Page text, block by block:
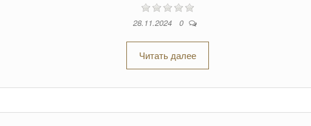
28.11.2024 0
Читать далее